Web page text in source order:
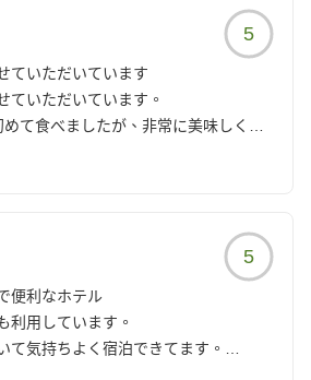
5
ていただいています
ていただいています。
て食べましたが、非常に美味しく満
らから
5
便利なホテル
利用しています。
て気持ちよく宿泊できてます。